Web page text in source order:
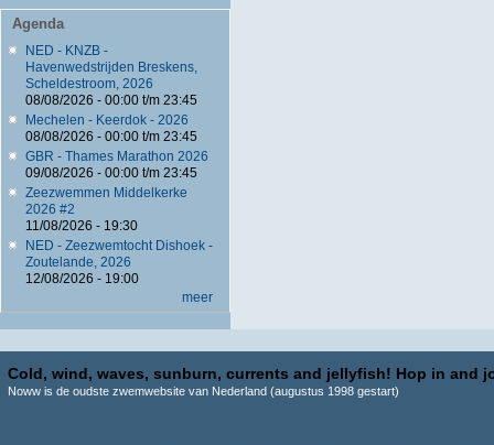
Agenda
NED - KNZB -
Havenwedstrijden Breskens,
Scheldestroom, 2026
08/08/2026 - 00:00t/m 23:45
Mechelen - Keerdok - 2026
08/08/2026 - 00:00t/m 23:45
GBR - Thames Marathon 2026
09/08/2026 - 00:00t/m 23:45
Zeezwemmen Middelkerke
2026 #2
11/08/2026 - 19:30
NED - Zeezwemtocht Dishoek -
Zoutelande, 2026
12/08/2026 - 19:00
meer
Cold, wind, waves, sunburn, currents and jellyfish! Hop in and
Noww is de oudste zwemwebsite van Nederland (augustus 1998 gestart)